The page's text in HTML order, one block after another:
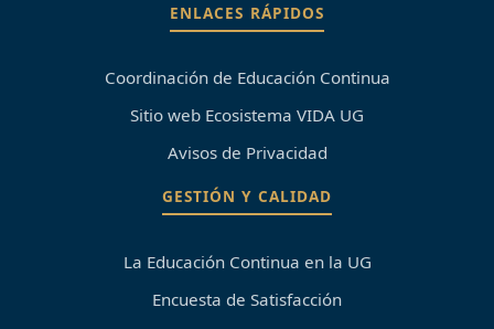
ENLACES RÁPIDOS
Coordinación de Educación Continua
Sitio web Ecosistema VIDA UG
Avisos de Privacidad
GESTIÓN Y CALIDAD
La Educación Continua en la UG
Encuesta de Satisfacción